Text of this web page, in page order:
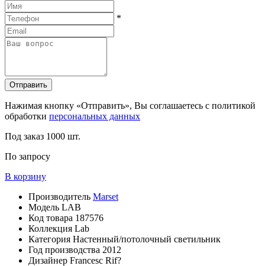
*
Отправить
Нажимая кнопку «Отправить», Вы соглашаетесь с политикой
обработки персональных данных
Под заказ 1000 шт.
По запросу
В корзину
Производитель Marset
Модель LAB
Код товара 187576
Коллекция Lab
Категория Настенный/потолочный светильник
Год производства 2012
Дизайнер Francesc Rif?